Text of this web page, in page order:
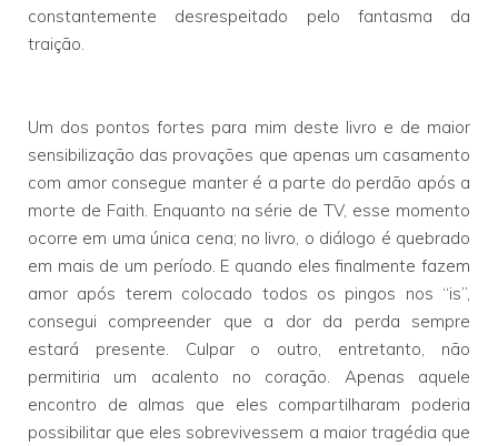
constantemente desrespeitado pelo fantasma da
traição.
Um dos pontos fortes para mim deste livro e de maior
sensibilização das provações que apenas um casamento
com amor consegue manter é a parte do perdão após a
morte de Faith. Enquanto na série de TV, esse momento
ocorre em uma única cena; no livro, o diálogo é quebrado
em mais de um período. E quando eles finalmente fazem
amor após terem colocado todos os pingos nos “is”,
consegui compreender que a dor da perda sempre
estará presente. Culpar o outro, entretanto, não
permitiria um acalento no coração. Apenas aquele
encontro de almas que eles compartilharam poderia
possibilitar que eles sobrevivessem a maior tragédia que